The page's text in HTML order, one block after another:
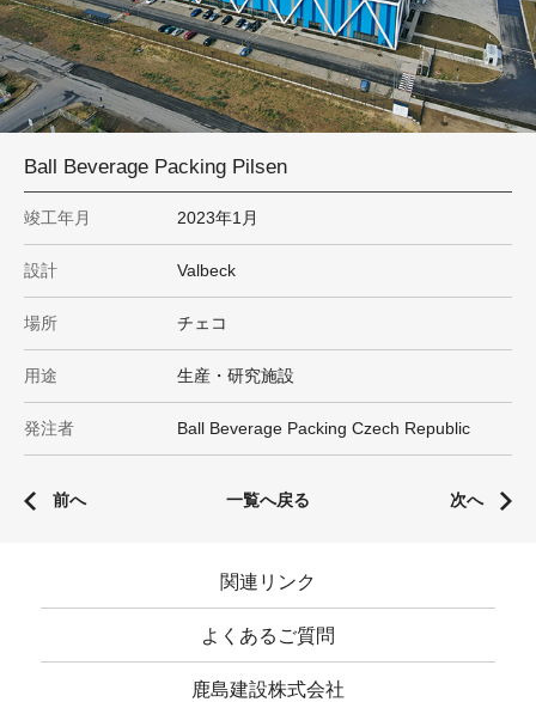
あいうえお順
Ball Beverage Packing Pilsen
竣工年月 2023年1月
設計 Valbeck
場所 チェコ
用途 生産・研究施設
発注者 Ball Beverage Packing Czech Republic
前へ 一覧へ戻る 次へ
関連リンク
よくあるご質問
鹿島建設株式会社